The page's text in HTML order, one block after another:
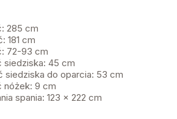
285 cm
181 cm
72-93 cm
siedziska: 45 cm
siedziska do oparcia: 53 cm
nóżek: 9 cm
spania: 123 x 222 cm